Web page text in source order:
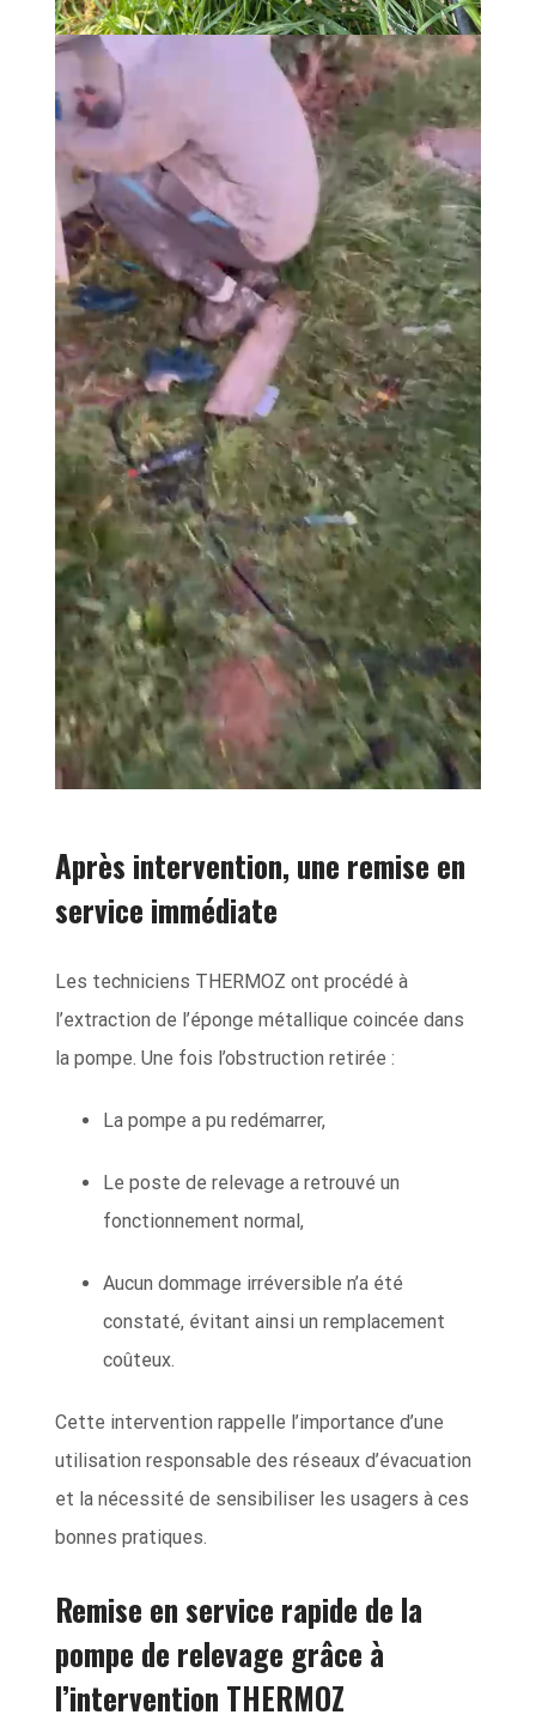
Après intervention, une remise en
service immédiate
Les techniciens THERMOZ ont procédé à
l’extraction de l’éponge métallique coincée dans
la pompe. Une fois l’obstruction retirée :
La pompe a pu redémarrer,
Le poste de relevage a retrouvé un
fonctionnement normal,
Aucun dommage irréversible n’a été
constaté, évitant ainsi un remplacement
coûteux.
Cette intervention rappelle l’importance d’une
utilisation responsable des réseaux d’évacuation
et la nécessité de sensibiliser les usagers à ces
bonnes pratiques.
Remise en service rapide de la
pompe de relevage grâce à
l’intervention THERMOZ